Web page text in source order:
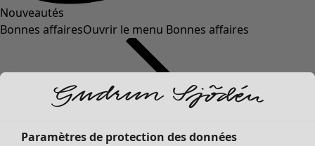
Nouveautés
Bonnes affairesOuvrir le menu Bonnes affaires
Paramètres de protection des données